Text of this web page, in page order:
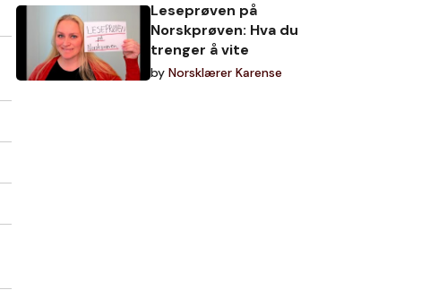
Leseprøven på
Norskprøven: Hva du
trenger å vite
by Norsklærer Karense